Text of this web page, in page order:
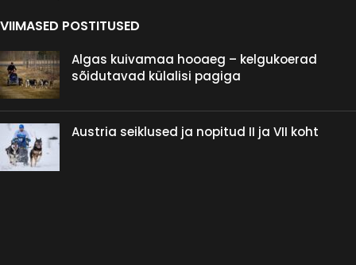
VIIMASED POSTITUSED
Algas kuivamaa hooaeg – kelgukoerad
sõidutavad külalisi pagiga
Austria seiklused ja nopitud II ja VII koht